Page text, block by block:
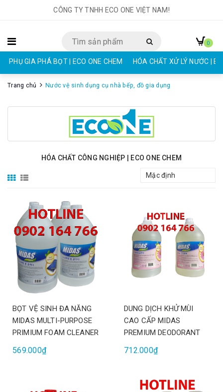
CÔNG TY TNHH ECO ONE VIỆT NAM!
PHỤ GIA PHÁ BỌT | ECO ONE CHEM HÓA CHẤT XỬ LÝ NƯỚC |
0
Trang chủ Nước vệ sinh dụng cụ nhà bếp, đồ gia dụng
HÓA CHẤT CÔNG NGHIỆP | ECO ONE CHEM
Mặc định
BỌT VỆ SINH ĐA NĂNG
MIDAS MULTI-PURPOSE
PRIMIUM FOAM CLEANER
569.000₫
DUNG DỊCH KHỬ MÙI
CAO CẤP MIDAS
PREMIUM DEODORANT
712.000₫